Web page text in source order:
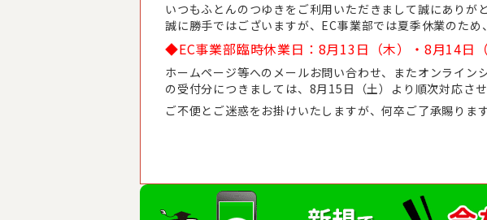
いつもふとんのつゆきをご利用いただきまして誠にありが
誠に勝手ではございますが、EC事業部では夏季休業のた
◆EC事業部臨時休業日：8月13日（木）・8月14日（
ホームページ等へのメールお問い合わせ、またオンライ
の受付分につきましては、8月15日（土）より順次対応させ
ご不便とご迷惑をお掛けいたしますが、何卒ご了承賜りま